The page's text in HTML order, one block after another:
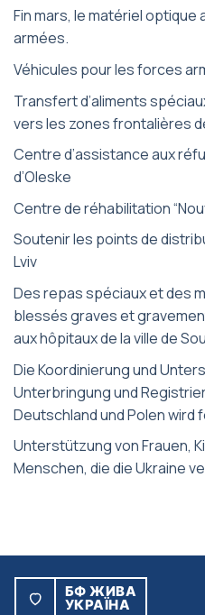
Fin mars, le matériel optique
armées.
Véhicules pour les forces
Transfert d’aliments
vers les zones frontalières
Centre d’assistance aux
d’Oleske
Centre de réhabilitation
Soutenir les points de
Lviv
Des repas spéciaux et des
blessés graves et
aux hôpitaux de la ville de
Die Koordinierung und
Unterbringung und
Deutschland und Polen
Unterstützung von Frauen,
Menschen, die die Ukraine
БФ ЖИВА
УКРАЇНА